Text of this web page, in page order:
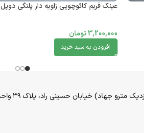
عینک فریم کائوچویی زاویه دار پلنگی دوپل۰۲۲۳
3,200,000 تومان
افزودن به سبد خرید
جهاد) خیابان حسینی راد، پلاک ۳۹ واحد 8